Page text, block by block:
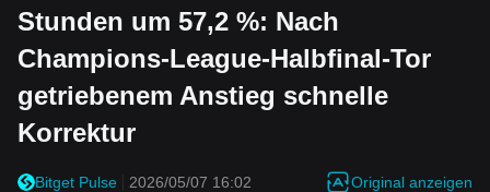
Stunden um 57,2 %: Nach
Champions-League-Halbfinal-Tor
getriebenem Anstieg schnelle
Korrektur
Bitget Pulse 2026/05/07 16:02
Original anzeigen